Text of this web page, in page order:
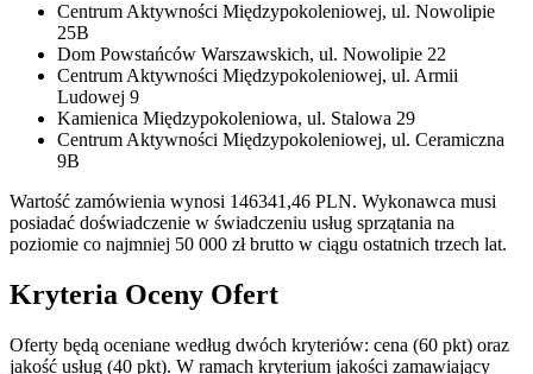
Centrum Aktywności Międzypokoleniowej, ul. Nowolipie
25B
Dom Powstańców Warszawskich, ul. Nowolipie 22
Centrum Aktywności Międzypokoleniowej, ul. Armii
Ludowej 9
Kamienica Międzypokoleniowa, ul. Stalowa 29
Centrum Aktywności Międzypokoleniowej, ul. Ceramiczna
9B
Wartość zamówienia wynosi 146341,46 PLN. Wykonawca musi
posiadać doświadczenie w świadczeniu usług sprzątania na
poziomie co najmniej 50 000 zł brutto w ciągu ostatnich trzech lat.
Kryteria Oceny Ofert
Oferty będą oceniane według dwóch kryteriów: cena (60 pkt) oraz
jakość usług (40 pkt). W ramach kryterium jakości zamawiający